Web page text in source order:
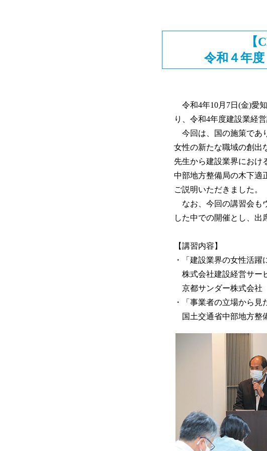
【
令和４年
令和4年10月7日(金)愛
り、令和4年度建設業経
今回は、国の施策であ
女性の新たな職域の創出
先生から建設業界におけ
中部地方整備局の木下適
ご説明いただきました。
なお、今回の講習会も
した中での開催とし、出
【講習内容】
・「建設業界の女性活
株式会社建設経営サー
京都サンダー株式会
・「事業者の立場から見
国土交通省中部地